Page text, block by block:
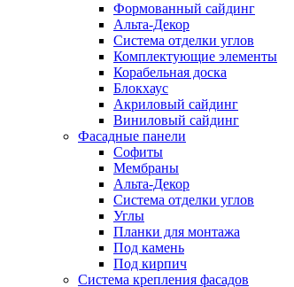
Формованный сайдинг
Альта-Декор
Система отделки углов
Комплектующие элементы
Корабельная доска
Блокхаус
Акриловый сайдинг
Виниловый сайдинг
Фасадные панели
Софиты
Мембраны
Альта-Декор
Система отделки углов
Углы
Планки для монтажа
Под камень
Под кирпич
Система крепления фасадов